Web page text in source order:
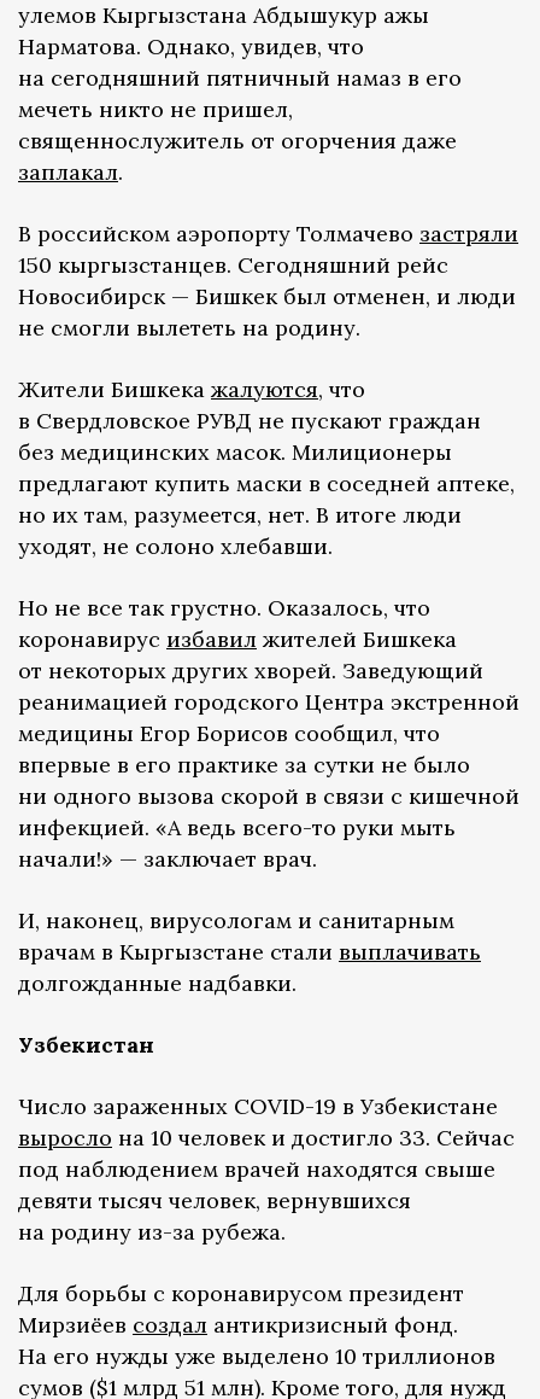
улемов Кыргызстана Абдышукур ажы
Нарматова. Однако, увидев, что
на сегодняшний пятничный намаз в его
мечеть никто не пришел,
священнослужитель от огорчения даже
заплакал.
В российском аэропорту Толмачево застряли
150 кыргызстанцев. Сегодняшний рейс
Новосибирск — Бишкек был отменен, и люди
не смогли вылететь на родину.
Жители Бишкека жалуются, что
в Свердловское РУВД не пускают граждан
без медицинских масок. Милиционеры
предлагают купить маски в соседней аптеке,
но их там, разумеется, нет. В итоге люди
уходят, не солоно хлебавши.
Но не все так грустно. Оказалось, что
коронавирус избавил жителей Бишкека
от некоторых других хворей. Заведующий
реанимацией городского Центра экстренной
медицины Егор Борисов сообщил, что
впервые в его практике за сутки не было
ни одного вызова скорой в связи с кишечной
инфекцией. «А ведь всего-то руки мыть
начали!» — заключает врач.
И, наконец, вирусологам и санитарным
врачам в Кыргызстане стали выплачивать
долгожданные надбавки.
Узбекистан
Число зараженных COVID-19 в Узбекистане
выросло на 10 человек и достигло 33. Сейчас
под наблюдением врачей находятся свыше
девяти тысяч человек, вернувшихся
на родину из-за рубежа.
Для борьбы с коронавирусом президент
Мирзиёев создал антикризисный фонд.
На его нужды уже выделено 10 триллионов
сумов ($1 млрд 51 млн). Кроме того, для нужд